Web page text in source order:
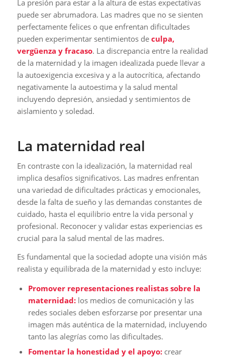
La presión para estar a la altura de estas expectativas
puede ser abrumadora. Las madres que no se sienten
perfectamente felices o que enfrentan dificultades
pueden experimentar sentimientos de culpa,
vergüenza y fracaso. La discrepancia entre la realidad
de la maternidad y la imagen idealizada puede llevar a
la autoexigencia excesiva y a la autocrítica, afectando
negativamente la autoestima y la salud mental
incluyendo depresión, ansiedad y sentimientos de
aislamiento y soledad.
La maternidad real
En contraste con la idealización, la maternidad real
implica desafíos significativos. Las madres enfrentan
una variedad de dificultades prácticas y emocionales,
desde la falta de sueño y las demandas constantes de
cuidado, hasta el equilibrio entre la vida personal y
profesional. Reconocer y validar estas experiencias es
crucial para la salud mental de las madres.
Es fundamental que la sociedad adopte una visión más
realista y equilibrada de la maternidad y esto incluye:
Promover representaciones realistas sobre la
maternidad:los medios de comunicación y las
redes sociales deben esforzarse por presentar una
imagen más auténtica de la maternidad, incluyendo
tanto las alegrías como las dificultades.
Fomentar la honestidad y el apoyo:crear